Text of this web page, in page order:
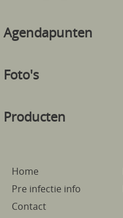
Agendapunten
Foto's
Producten
Home
Pre infectie info
Contact